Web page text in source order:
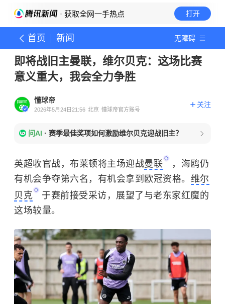
· 获取全网一手热点 打开
首页 新闻 无障碍
即将战旧主曼联，维尔贝克：这场比赛
意义重大，我会全力争胜
懂球帝
2026年5月24日21:56 北京 懂球帝官方账号
关注
问AI · 赛季最佳奖项如何激励维尔贝克迎战旧主？
英超收官战，布莱顿将主场迎战曼联
，海鸥仍
有机会争夺第六名，有机会拿到欧冠资格。 维尔
贝克
于赛前接受采访，展望了与老东家红魔的
这场较量。